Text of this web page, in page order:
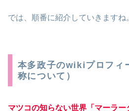
では、順番に紹介していきますね
本多政子のwikiプロフ
称について）
マツコの知らない世界「マーラ